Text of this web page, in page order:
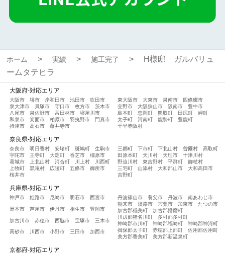
ホーム 実績 施工完了
H様邸 ガルバリュ
ームタテヒラ
大阪府-対応エリア
大阪市 堺市 岸和田市 池田市
吹田市
泉大津市
貝塚市 守口市 枚方市
茨木市
八尾市
泉佐野市 富田林市
寝屋川市
和泉市
箕面市 柏原市 羽曳野市
門真市
摂津市
高石市 藤井寺市
東大阪市 大東市 泉南市
四條畷市
交野市
大阪狭山市 阪南市
豊中市
島本町
忠岡町 熊取町 田尻町
岬町
太子町
河南町 能勢町
豊能町
千早赤阪村
奈良県-対応エリア
奈良市 明日香村 安堵町 斑鳩町
生駒市
宇陀市
王寺町 大淀町 香芝市
橿原市
葛城市
上北山村 河合町 川上村
川西町
上牧町
黒滝村 広陵町 五條市
御所市
桜井市
三郷町 下市町 下北山村 曽爾村
高取町
田原本町
天川村 天理市
十津川村
野迫川村
東吉野村 平群町
御杖村
三宅町
山添村 大和郡山市
大和高田市
吉野町
兵庫県-対応エリア
神戸市 姫路市 尼崎市 明石市 西宮市
洲本市 芦屋市 伊丹市 相生市 豊岡市
加古川市 赤穂市 西脇市 宝塚市 三木市
高砂市 川西市 小野市 三田市 加西市
丹波篠山市 養父市 丹波市
南あわじ市
朝来市
淡路市 宍粟市 加東市
たつの市
加古郡稲美町
加古郡播磨町
川辺郡猪名川町
多可郡多可町
神崎郡市川町
神崎郡福崎町
神崎郡神河町
揖保郡太子町
赤穂郡上郡町
佐用郡佐用町
美方郡香美町
美方郡新温泉町
京都府-対応エリア